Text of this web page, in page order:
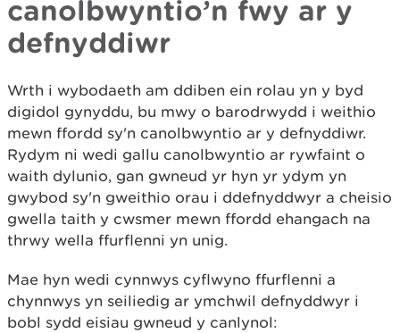
canolbwyntio’n fwy ar y
defnyddiwr
Wrth i wybodaeth am ddiben ein rolau yn y byd
digidol gynyddu, bu mwy o barodrwydd i weithio
mewn ffordd sy'n canolbwyntio ar y defnyddiwr.
Rydym ni wedi gallu canolbwyntio ar rywfaint o
waith dylunio, gan gwneud yr hyn yr ydym yn
gwybod sy'n gweithio orau i ddefnyddwyr a cheisio
gwella taith y cwsmer mewn ffordd ehangach na
thrwy wella ffurflenni yn unig.
Mae hyn wedi cynnwys cyflwyno ffurflenni a
chynnwys yn seiliedig ar ymchwil defnyddwyr i
bobl sydd eisiau gwneud y canlynol: